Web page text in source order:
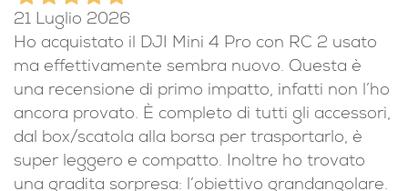
Acquirente verificato
21 Luglio 2026
Ho acquistato il DJI Mini 4 Pro con RC 2 usato
ma effettivamente sembra nuovo. Questa è
una recensione di primo impatto, infatti non l’ho
ancora provato. È completo di tutti gli accessori,